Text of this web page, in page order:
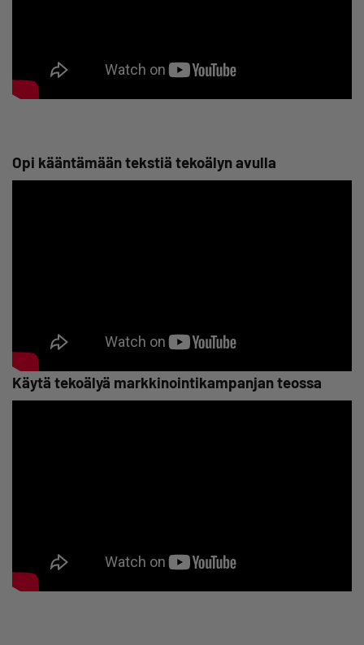
Opi kääntämään tekstiä tekoälyn avulla
Käytä tekoälyä markkinointikampanjan teossa